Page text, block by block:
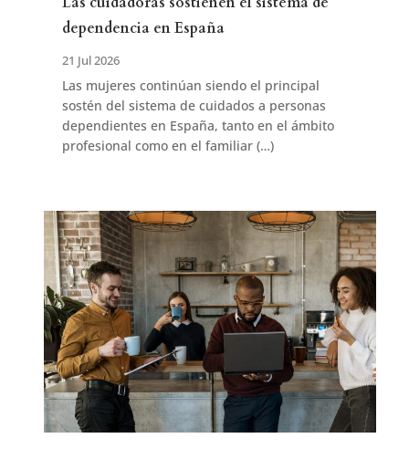
dependencia en España
21 Jul 2026
Las mujeres continúan siendo el principal
sostén del sistema de cuidados a personas
dependientes en España, tanto en el ámbito
profesional como en el familiar (…)